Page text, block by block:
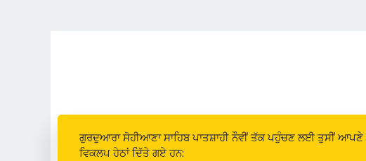
ਗੁਰਦੁਆਰਾ ਸੋਹੀਆਣਾ ਸਾਹਿਬ ਪਾਤਸ਼ਾਹੀ ਨੌਵੀਂ ਤੱਕ ਪਹੁੰਚਣ ਲਈ ਤੁਸੀਂ
ਵਿਕਲਪ ਹੇਠਾਂ ਦਿੱਤੇ ਗਏ ਹਨ: